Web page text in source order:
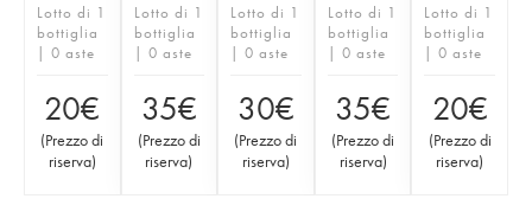
Lotto di 1
bottiglia
| 0 aste
20€
(Prezzo di
riserva)
Lotto di 1
bottiglia
| 0 aste
35€
(Prezzo di
riserva)
Lotto di 1
bottiglia
| 0 aste
30€
(Prezzo di
riserva)
Lotto di 1
bottiglia
| 0 aste
35€
(Prezzo di
riserva)
Lotto di 1
bottiglia
| 0 aste
20€
(Prezzo di
riserva)